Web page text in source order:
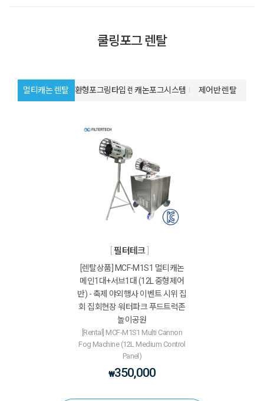
쿨링포그 렌탈
멀티캐논 렌탈 환형포그링타입 렌탈캐논포그시스템 제어반 렌탈
필터테크
[렌탈상품] MCF-M1S1 멀티캐논
메인1대+서브1대 (12L 중형제어
반) - 축제 야외행사 이벤트 시위 집
회 집회현장 워터파크 푸드트럭존
놀이공원
[Rental] MCF-M1S1 Multi Cannon
Fog Machine (12L Medium Control
Panel)
₩350,000